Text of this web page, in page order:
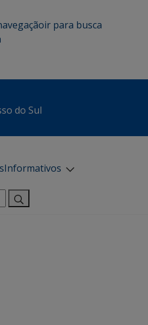
ir para busca
do Sul
Informativos